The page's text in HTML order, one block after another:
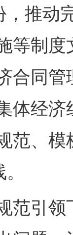
，推动
等制
合同
体经
范、
引领